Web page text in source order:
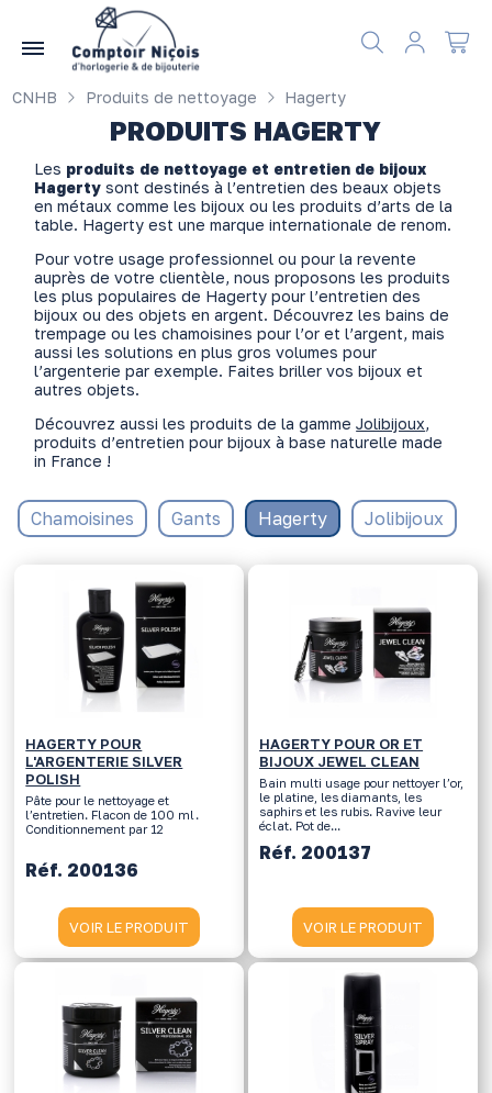
CNHB Produits de nettoyage Hagerty
PRODUITS HAGERTY
Les produits de nettoyage et entretien de bijoux
Hagerty sont destinés à l’entretien des beaux objets
en métaux comme les bijoux ou les produits d’arts de la
table. Hagerty est une marque internationale de renom.
Pour votre usage professionnel ou pour la revente
auprès de votre clientèle, nous proposons les produits
les plus populaires de Hagerty pour l’entretien des
bijoux ou des objets en argent. Découvrez les bains de
trempage ou les chamoisines pour l’or et l’argent, mais
aussi les solutions en plus gros volumes pour
l’argenterie par exemple. Faites briller vos bijoux et
autres objets.
Découvrez aussi les produits de la gammeJolibijoux,
produits d’entretien pour bijoux à base naturelle made
in France !
Chamoisines Gants Hagerty Jolibijoux
HAGERTY POUR
L'ARGENTERIE SILVER
POLISH
Pâte pour le nettoyage et
l’entretien. Flacon de 100 ml.
Conditionnement par 12
Réf. 200136
VOIR LE PRODUIT
HAGERTY POUR OR ET
BIJOUX JEWEL CLEAN
Bain multi usage pour nettoyer l’or,
le platine, les diamants, les
saphirs et les rubis. Ravive leur
éclat. Pot de...
Réf. 200137
VOIR LE PRODUIT
Gérer les préférences en matière de cookies